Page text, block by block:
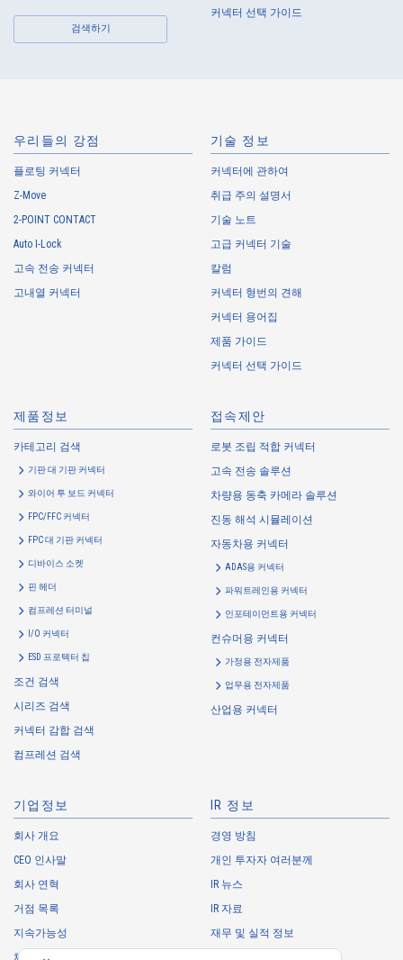
About the Handling of Personal Information
mail address, workplace information (your company name, department
name, position, address, telephone (fax) number, etc.), gender, bank
account information, and access logs of the Customers, etc. from. The
Company shall not properly acquire personal information or acquire
The Company uses cookies and other tracking technologies (e.g.,
web beacons) to collect information about your access history and
usage status on this website, including identifiers such as IP
information of Customers’ member services held by the Company.
Cookie information that is associated with personal information will be
handled in accordance with the following and the Cookie Policy.
2. Purposes of Use of Personal Information
The purposes of use of personal information acquired by the Company
are as follows: The Company may change the following purposes of
use to the extent which is deemed relevant, and in the event of such a
change, the Company shall notify or publicly announce the changed
purposes of use to the relevant person of the Customers, etc.
Customer Information
・
To inform the Customers, etc. of The Company’s products
・
To provide campaigns and events for the Customers, etc.
・
To improve customer service, including market research, data
analysis, and the planning and development of products and
To control the data of the Customers, etc.
To manage the progress of transactions with the Customers
・
To conduct questionnaires to the Customers, etc.
・
To respond to the inquiries from the Customers, etc.
Personal information of other companies, organizations, government
agency clients and business partners
・
To respond to inquiries, business negotiations, meetings, etc.
necessary for business and communication
・
For the performance of contracts or management of business
・
For requesting cooperation in questionnaire surveys, etc.
검색하기
커넥터 선택 가이드
우리들의 강점
플로팅 커넥터
Z-Move
2-POINT CONTACT
Auto I-Lock
고속 전송 커넥터
고내열 커넥터
기술 정보
커넥터에 관하여
취급 주의 설명서
기술 노트
고급 커넥터 기술
칼럼
커넥터 형번의 견해
커넥터 용어집
제품 가이드
커넥터 선택 가이드
제품정보
카테고리 검색
기판 대 기판 커넥터
와이어 투 보드 커넥터
FPC/FFC 커넥터
FPC 대 기판 커넥터
디바이스 소켓
핀 헤더
컴프레션 터미널
I/O 커넥터
ESD 프로텍터 칩
조건 검색
시리즈 검색
커넥터 감합 검색
컴프레션 검색
접속제안
로봇 조립 적합 커넥터
고속 전송 솔루션
차량용 동축 카메라 솔루션
진동 해석 시뮬레이션
자동차용 커넥터
ADAS용 커넥터
파워트레인용 커넥터
인포테이먼트용 커넥터
컨슈머용 커넥터
가정용 전자제품
업무용 전자제품
산업용 커넥터
기업정보
회사 개요
CEO 인사말
회사 연혁
거점 목록
지속가능성
채용 정보
IR 정보
경영 방침
개인 투자자 여러분께
IR 뉴스
IR 자료
재무 및 실적 정보